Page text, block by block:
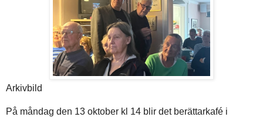
Arkivbild
På måndag den 13 oktober kl 14 blir det berättarkafé i